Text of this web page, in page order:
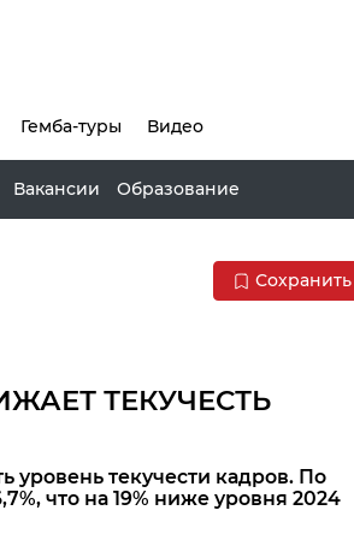
Гемба-туры Видео
Вакансии Образование
Сохранить
ТЕКУЧЕСТЬ
уровень текучести кадров. По
что на 19% ниже уровня 2024